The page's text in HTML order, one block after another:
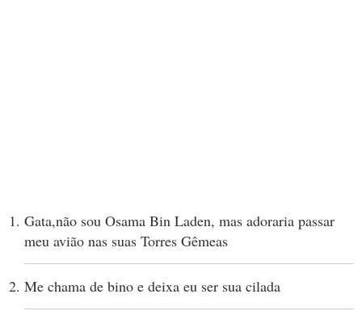
Gata,não sou Osama Bin Laden, mas adoraria passar
meu avião nas suas Torres Gêmeas
Me chama de bino e deixa eu ser sua cilada